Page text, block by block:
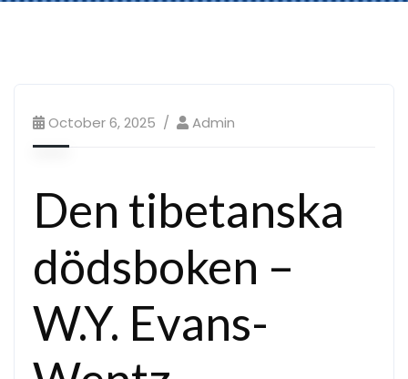
October 6, 2025 Admin
Den tibetanska
dödsboken –
W.Y. Evans-